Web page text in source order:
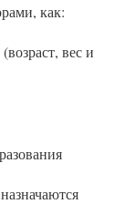
как:
вес и